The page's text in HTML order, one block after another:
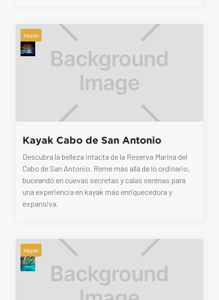
Kayak
Kayak Cabo de San Antonio
Descubra la belleza intacta de la Reserva Marina del
Cabo de San Antonio. Reme más allá de lo ordinario,
buceando en cuevas secretas y calas serenas para
una experiencia en kayak más enriquecedora y
expansiva.
Kayak